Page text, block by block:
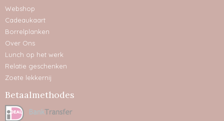
Webshop
Cadeaukaart
Borrelplanken
Over Ons
Lunch op het werk
Relatie geschenken
Zoete lekkernij
Betaalmethodes